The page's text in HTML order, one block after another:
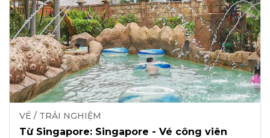
VÉ / TRẢI NGHIỆM
Từ Singapore: Singapore - Vé công viên